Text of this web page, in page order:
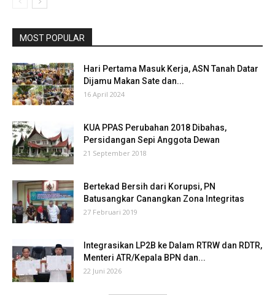
MOST POPULAR
Hari Pertama Masuk Kerja, ASN Tanah Datar
Dijamu Makan Sate dan...
16 April 2024
KUA PPAS Perubahan 2018 Dibahas,
Persidangan Sepi Anggota Dewan
21 September 2018
Bertekad Bersih dari Korupsi, PN
Batusangkar Canangkan Zona Integritas
27 Februari 2019
Integrasikan LP2B ke Dalam RTRW dan RDTR,
Menteri ATR/Kepala BPN dan...
22 Juni 2026